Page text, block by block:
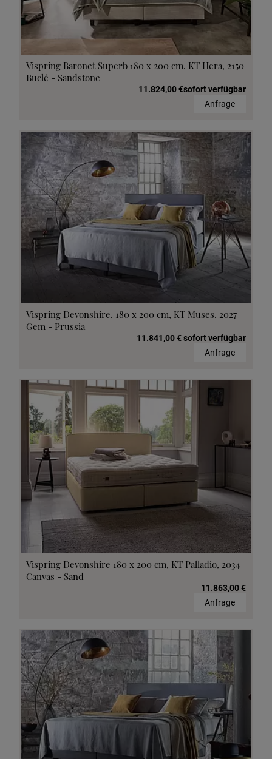
Vispring Baronet Superb 180 x 200 cm, KT Hera, 2150
Buclé - Sandstone
11.824,00 €sofort verfügbar
Anfrage
Vispring Devonshire, 180 x 200 cm, KT Muses, 2027
Gem - Prussia
11.841,00 € sofort verfügbar
Anfrage
Vispring Devonshire 180 x 200 cm, KT Palladio, 2034
Canvas - Sand
11.863,00 €
Anfrage